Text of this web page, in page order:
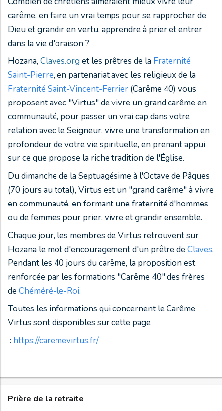
carême, en faire un vrai temps pour se rapprocher de
Dieu et grandir en vertu, apprendre à prier et entrer
dans la vie d'oraison ?
Hozana, Claves.org et les prêtres de la Fraternité
Saint-Pierre, en partenariat avec les religieux de la
Fraternité Saint-Vincent-Ferrier (Carême 40) vous
proposent avec "Virtus" de vivre un grand carême en
communauté, pour passer un vrai cap dans votre
relation avec le Seigneur, vivre une transformation en
profondeur de votre vie spirituelle, en prenant appui
sur ce que propose la riche tradition de l'Église.
Du dimanche de la Septuagésime à l'Octave de Pâques
(70 jours au total), Virtus est un "grand carême" à vivre
en communauté, en formant une fraternité d'hommes
ou de femmes pour prier, vivre et grandir ensemble.
Chaque jour, les membres de Virtus retrouvent sur
Hozana le mot d'encouragement d'un prêtre deClaves.
Pendant les 40 jours du carême, la proposition est
renforcée par les formations "Carême 40" des frères
deChéméré-le-Roi.
Toutes les informations qui concernent le Carême
Virtus sont disponibles sur cette page
: https://caremevirtus.fr/
Prière de la retraite